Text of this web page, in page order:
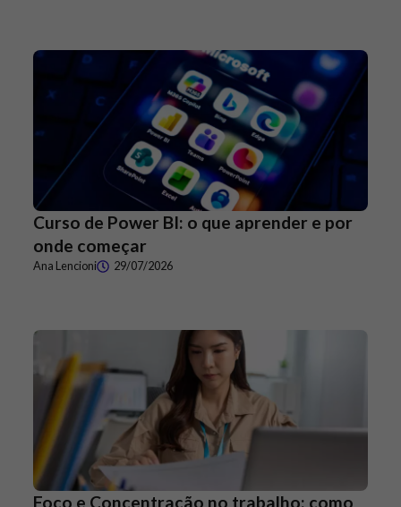
Curso de Power BI: o que aprender e por
onde começar
Ana Lencioni 29/07/2026
Foco e Concentração no trabalho: como